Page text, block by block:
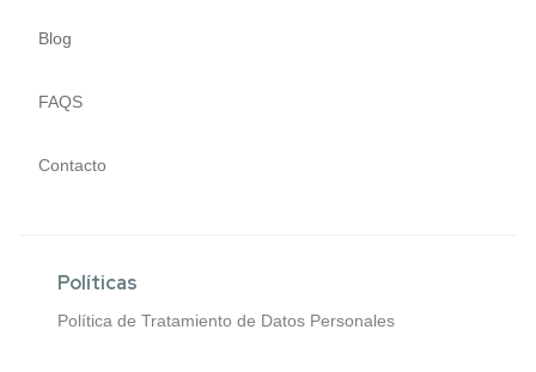
Blog
FAQS
Contacto
Políticas
Política de Tratamiento de Datos Personales